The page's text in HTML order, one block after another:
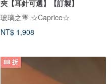
夾【耳針可選】【訂製】
玻璃之雫 ☆Caprice☆
NT$ 1,908
88 折